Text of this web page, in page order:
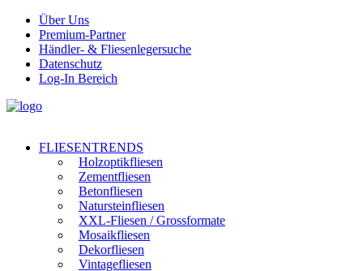
Über Uns
Premium-Partner
Händler- & Fliesenlegersuche
Datenschutz
Log-In Bereich
FLIESENTRENDS
Holzoptikfliesen
Zementfliesen
Betonfliesen
Natursteinfliesen
XXL-Fliesen / Grossformate
Mosaikfliesen
Dekorfliesen
Vintagefliesen